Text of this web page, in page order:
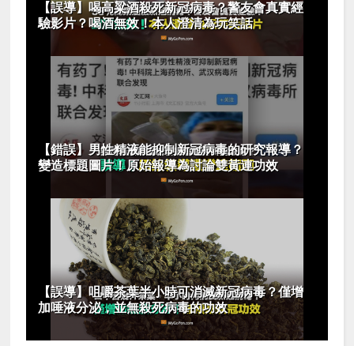
【誤導】喝高粱酒殺死新冠病毒？警友會真實經
驗影片？喝酒無效！本人澄清為玩笑話
【錯誤】男性精液能抑制新冠病毒的研究報導？
變造標題圖片！原始報導為討論雙黃連功效
【誤導】咀嚼茶葉半小時可消滅新冠病毒？僅增
加唾液分泌，並無殺死病毒的功效